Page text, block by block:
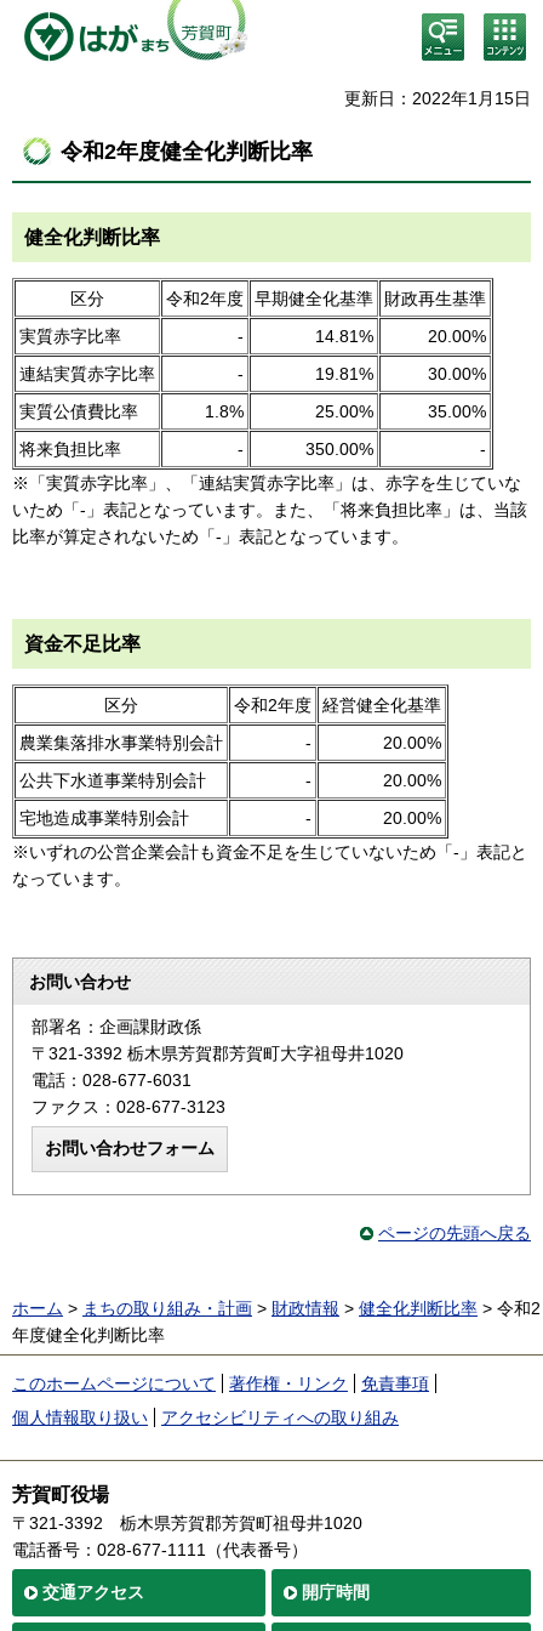
検
索・
メニ
コン
テン
ニュ
更新日：2022年1月15日
令和2年度健全化判断比率
健全化判断比率
区分 令和2年度 早期健全化基準
財政再生基準
実質赤字比率
- 14.81%
20.00%
連結実質赤字比率
- 19.81%
30.00%
実質公債費比率
1.8% 25.00%
35.00%
将来負担比率
- 350.00%
-
※「実質赤字比率」、「連結実質赤字比率」は、赤字を生じていな
いため「-」表記となっています。また、「将来負担比率」は、当該
比率が算定されないため「-」表記となっています。
資金不足比率
区分 令和2年度 経営健全化基準
農業集落排水事業特別会計
-
20.00%
公共下水道事業特別会計
-
20.00%
宅地造成事業特別会計
-
20.00%
※いずれの公営企業会計も資金不足を生じていないため「-」表記と
なっています。
お問い合わせ
部署名：企画課財政係
〒321-3392 栃木県芳賀郡芳賀町大字祖母井1020
電話：028-677-6031
ファクス：028-677-3123
ページの先頭へ戻る
ホーム > まちの取り組み・計画 > 財政情報 > 健全化判断比率 > 令和2
年度健全化判断比率
このホームページについて 著作権・リンク
免責事項
個人情報取り扱い
アクセシビリティへの取り組み
芳賀町役場
〒321-3392
栃木県芳賀郡芳賀町祖母井1020
電話番号：028-677-1111（代表番号）
交通アクセス 開庁時間